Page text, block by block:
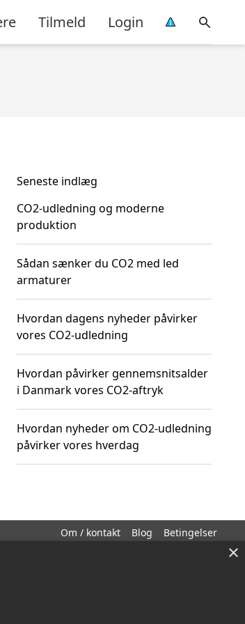
Tilmeld Login
Seneste indlæg
CO2-udledning og moderne
produktion
Sådan sænker du CO2 med led
armaturer
Hvordan dagens nyheder påvirker
vores CO2-udledning
Hvordan påvirker gennemsnitsalder
i Danmark vores CO2-aftryk
Hvordan nyheder om CO2-udledning
påvirker vores hverdag
Om / kontakt Blog Betingelser
×